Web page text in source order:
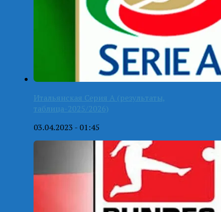
Итальянская Серия А (результаты,
таблица-2025/2026)
03.04.2023 - 01:45